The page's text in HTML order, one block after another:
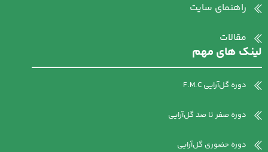
راهنمای سایت
مقالات
لینک های مهم
دوره گل‌آرایی F.M.C
دوره صفر تا صد گل‌آرایی
دوره حضوری گل‌آرایی